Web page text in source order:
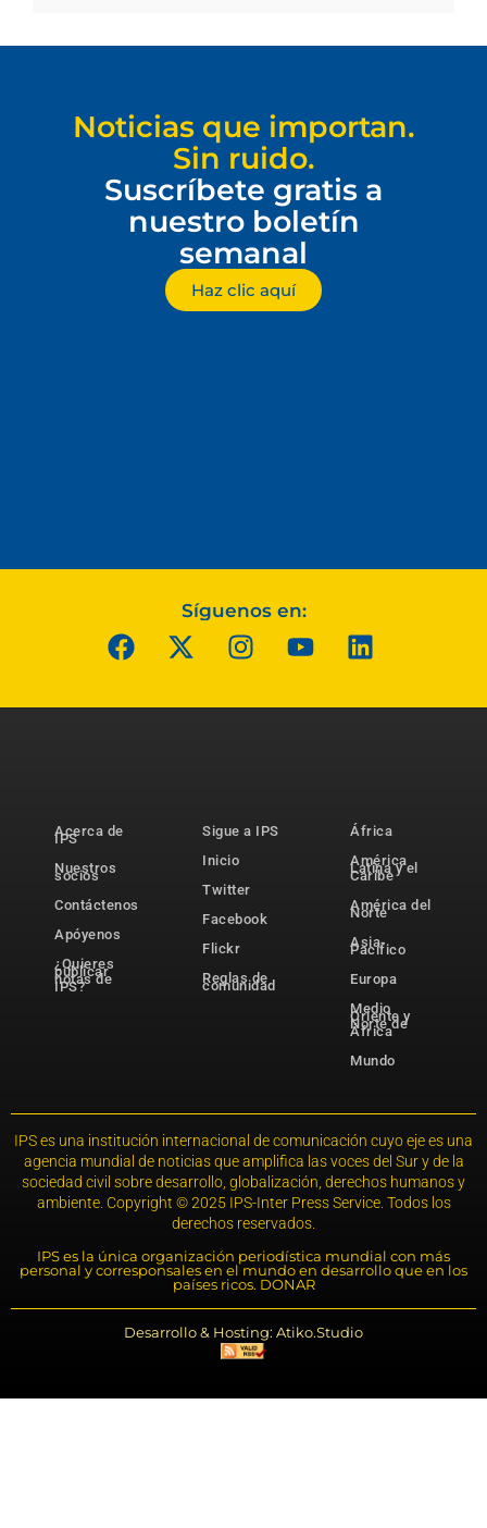
Noticias que importan.
Sin ruido.
Suscríbete gratis a
nuestro boletín
semanal
Haz clic aquí
Síguenos en:
Acerca de
IPS
Nuestros
socios
Contáctenos
Apóyenos
¿Quieres
publicar
notas de
IPS?
Sigue a IPS
Inicio
Twitter
Facebook
Flickr
Reglas de
comunidad
África
América
Latina y el
Caribe
América del
Norte
Asia-
Pacífico
Europa
Medio
Oriente y
Norte de
África
Mundo
IPS es una institución internacional de comunicación cuyo eje es una
agencia mundial de noticias que amplifica las voces del Sur y de la
sociedad civil sobre desarrollo, globalización, derechos humanos y
ambiente. Copyright © 2025 IPS-Inter Press Service. Todos los
derechos reservados.
IPS es la única organización periodística mundial con más
personal y corresponsales en el mundo en desarrollo que en los
países ricos. DONAR
Desarrollo & Hosting: Atiko.Studio